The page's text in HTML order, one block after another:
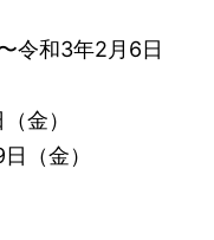
令和3年2月6日
金）
（金）